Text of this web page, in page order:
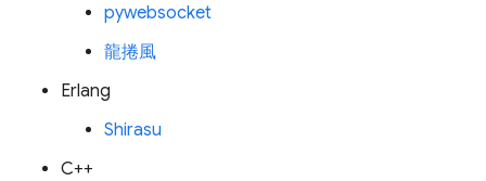
pywebsocket
龍捲風
Erlang
Shirasu
C++